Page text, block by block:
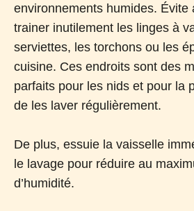
environnements humides. Évite
trainer inutilement les linges à
serviettes, les torchons ou les
cuisine. Ces endroits sont des
parfaits pour les nids et pour la
de les laver régulièrement.
De plus, essuie la vaisselle
le lavage pour réduire au
d’humidité.